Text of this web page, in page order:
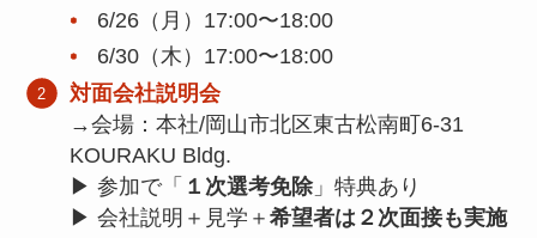
6/26（月）17:00〜18:00
6/30（木）17:00〜18:00
対面会社説明会
→会場：本社/岡山市北区東古松南町6-31
KOURAKU Bldg.
▶︎ 参加で「 １次選考免除」特典あり
▶︎ 会社説明＋見学＋希望者は２次面接も実施